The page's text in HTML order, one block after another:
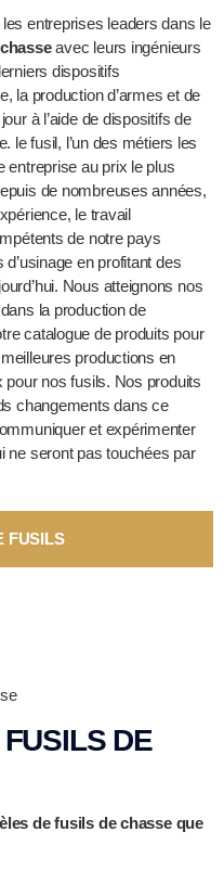
entreprises leaders dans le
avec leurs ingénieurs
dispositifs
la production d’armes et de
à l’aide de dispositifs de
le fusil, l’un des métiers les
entreprise au prix le plus
de nombreuses années,
le travail
de notre pays
en profitant des
Nous atteignons nos
la production de
catalogue de produits pour
productions en
nos fusils. Nos produits
changements dans ce
et expérimenter
ne seront pas touchées par
FUSILS
DE
de fusils de chasse que